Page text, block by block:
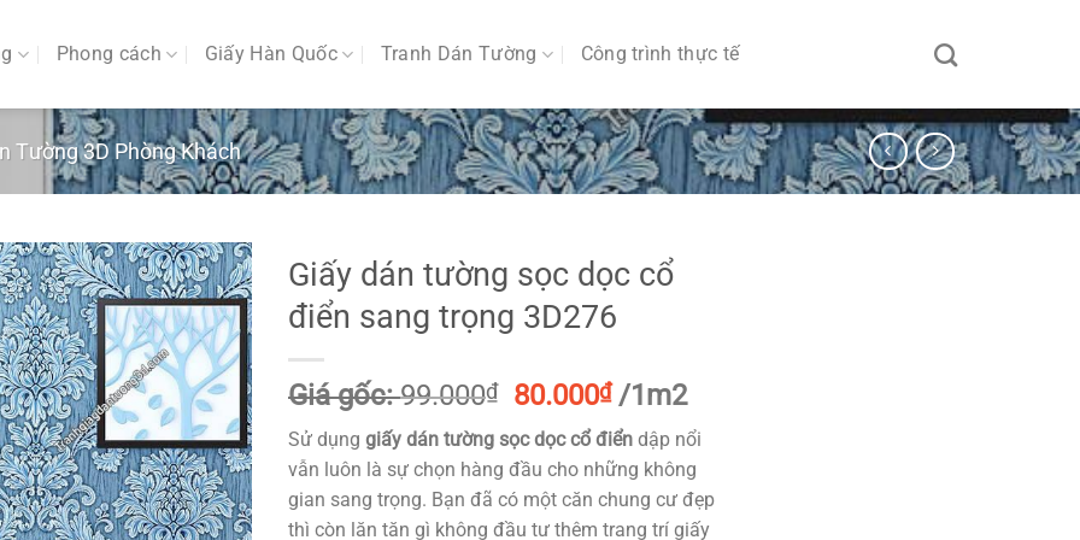
Phong cách Giấy Hàn Quốc Tranh Dán Tường Công trình thực tế
Tường 3D Phòng Khách
Giấy dán tường sọc dọc cổ
điển sang trọng 3D276
Giá gốc:99.000₫
Giá
gốc
là:
99.000₫.
80.000₫Giá
hiện
tại
là:
80.000₫.
/1m2
Sử dụng giấy dán tường sọc dọc cổ điển dập nổi
vẫn luôn là sự chọn hàng đầu cho những không
gian sang trọng. Bạn đã có một căn chung cư đẹp
thì còn lăn tăn gì không đầu tư thêm trang trí giấy